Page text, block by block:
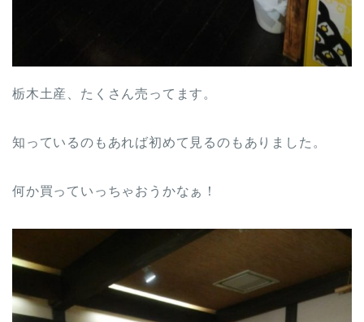
栃木土産、たくさん売ってます。
知っているのもあれば初めて見るのもありました。
何か買っていっちゃおうかなぁ！